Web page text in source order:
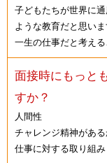
子どもたちが世界に
ような教育だと思いま
一生の仕事だと考え
面接時にもっと
すか？
人間性
チャレンジ精神があ
仕事に対する取り組み